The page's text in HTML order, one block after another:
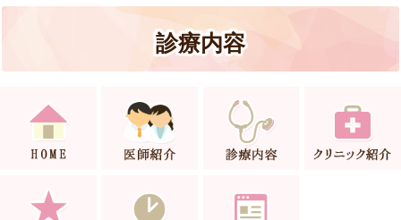
診療内容